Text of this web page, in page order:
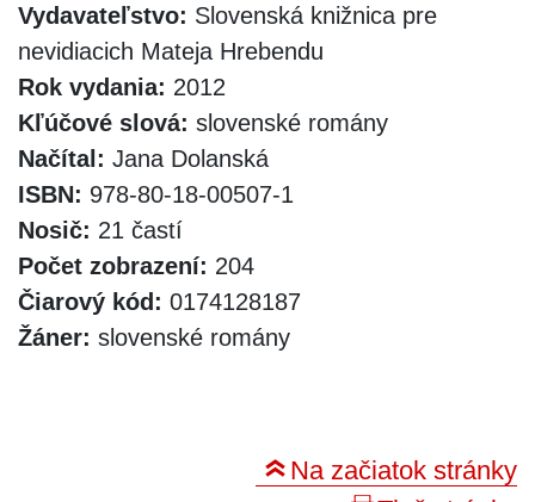
Vydavateľstvo: Slovenská knižnica pre
nevidiacich Mateja Hrebendu
Rok vydania: 2012
Kľúčové slová: slovenské romány
Načítal: Jana Dolanská
ISBN: 978-80-18-00507-1
Nosič: 21 častí
Počet zobrazení: 204
Čiarový kód: 0174128187
Žáner: slovenské romány
Na začiatok stránky